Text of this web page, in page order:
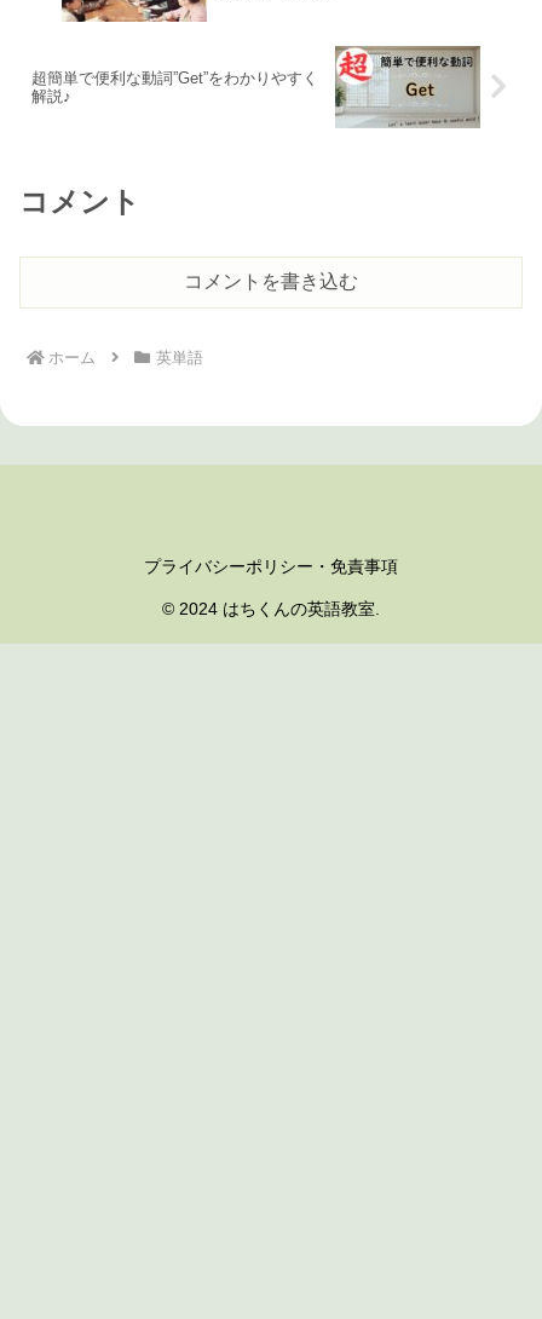
超簡単で便利な動詞”Get”をわかりやすく
解説♪
コメント
コメントを書き込む
ホーム 英単語
プライバシーポリシー・免責事項
© 2024 はちくんの英語教室.